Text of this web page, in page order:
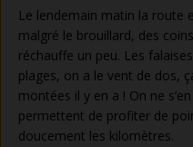
Le lendemain matin la route
malgré le brouillard, des
réchauffe un peu. Les
plages, on a le vent de dos,
montées il y en a ! On ne
permettent de profiter de
doucement les kilomètres.